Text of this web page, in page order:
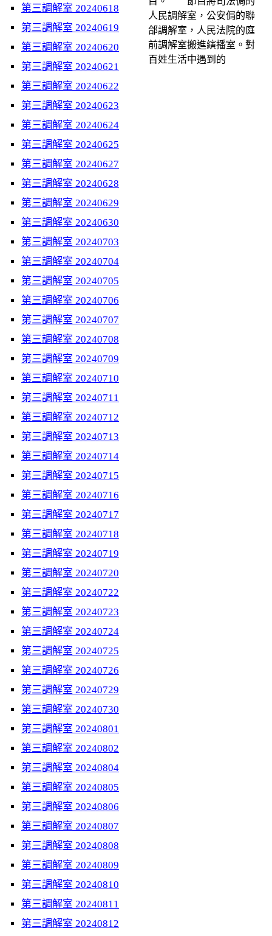
第三調解室 20240618
第三調解室 20240619
第三調解室 20240620
第三調解室 20240621
第三調解室 20240622
第三調解室 20240623
第三調解室 20240624
第三調解室 20240625
第三調解室 20240627
第三調解室 20240628
第三調解室 20240629
第三調解室 20240630
第三調解室 20240703
第三調解室 20240704
第三調解室 20240705
第三調解室 20240706
第三調解室 20240707
第三調解室 20240708
第三調解室 20240709
第三調解室 20240710
第三調解室 20240711
第三調解室 20240712
第三調解室 20240713
第三調解室 20240714
第三調解室 20240715
第三調解室 20240716
第三調解室 20240717
第三調解室 20240718
第三調解室 20240719
第三調解室 20240720
第三調解室 20240722
第三調解室 20240723
第三調解室 20240724
第三調解室 20240725
第三調解室 20240726
第三調解室 20240729
第三調解室 20240730
第三調解室 20240801
第三調解室 20240802
第三調解室 20240804
第三調解室 20240805
第三調解室 20240806
第三調解室 20240807
第三調解室 20240808
第三調解室 20240809
第三調解室 20240810
第三調解室 20240811
第三調解室 20240812
人民調解室，公安侷的聯
郃調解室，人民法院的庭
前調解室搬進縯播室。對
百姓生活中遇到的